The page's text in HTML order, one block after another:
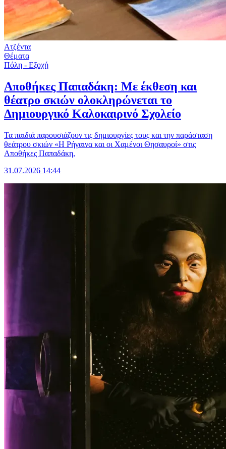
Ατζέντα
Θέματα
Πόλη - Εξοχή
Αποθήκες Παπαδάκη: Με έκθεση και
θέατρο σκιών ολοκληρώνεται το
Δημιουργικό Καλοκαιρινό Σχολείο
Τα παιδιά παρουσιάζουν τις δημιουργίες τους και την παράσταση
θεάτρου σκιών «Η Ρήγαινα και οι Χαμένοι Θησαυροί» στις
Αποθήκες Παπαδάκη.
31.07.2026 14:44